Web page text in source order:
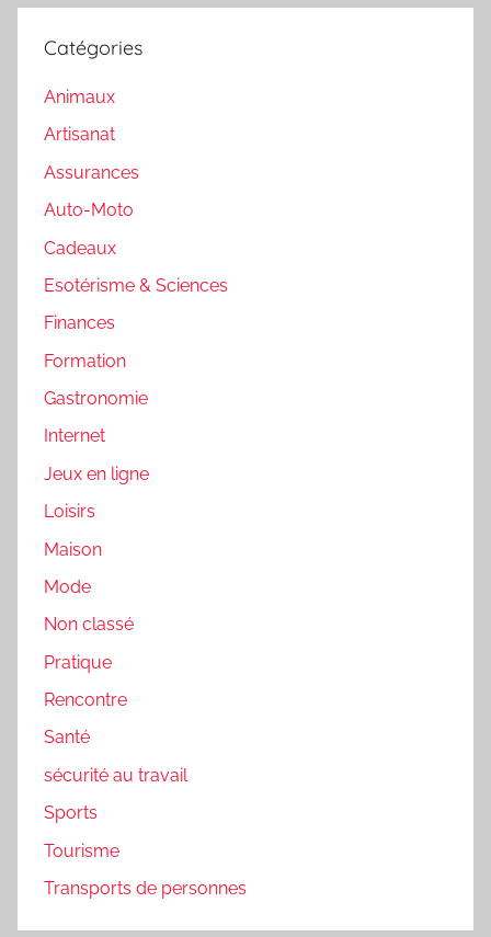
Catégories
Animaux
Artisanat
Assurances
Auto-Moto
Cadeaux
Esotérisme & Sciences
Finances
Formation
Gastronomie
Internet
Jeux en ligne
Loisirs
Maison
Mode
Non classé
Pratique
Rencontre
Santé
sécurité au travail
Sports
Tourisme
Transports de personnes